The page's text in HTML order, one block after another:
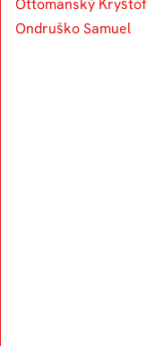
Ondruško Samuel